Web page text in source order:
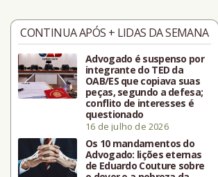
CONTINUA APÓS + LIDAS DA SEMANA
Advogado é suspenso por
integrante do TED da
OAB/ES que copiava suas
peças, segundo a defesa;
conflito de interesses é
questionado
16 de julho de 2026
Os 10 mandamentos do
Advogado: lições eternas
de Eduardo Couture sobre